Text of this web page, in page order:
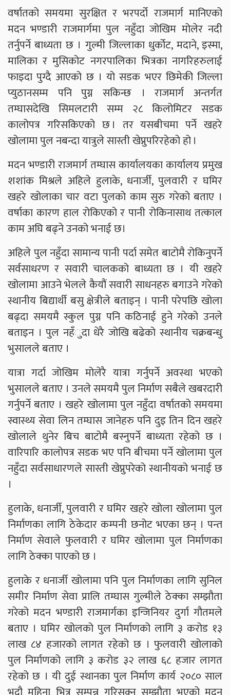
वर्षातको समयमा सुरक्षित र भरपर्दो राजमार्ग मानिएको
मदन भण्डारी राजमार्गमा पुल नहुँदा जोखिम मोलेर नदी
तर्नुपर्ने बाध्यता छ । गुल्मी जिल्लाका धुर्कोट, मदाने, इस्मा,
मालिका र मुसिकोट नगरपालिका भित्रका नागरिहरुलाई
फाइदा पुग्दै आएको छ । यो सडक भएर छिमेकी जिल्ला
प्युठानसम्म पनि पुग्न सकिन्छ । राजमार्ग अन्तर्गत
तम्घासदेखि सिमलटारी सम्म २८ किलोमिटर सडक
कालोपत्र गरिसकिएको छ । तर यसबीचमा पर्ने खहरे
खोलामा पुल नबन्दा यात्रुले सास्ती खेप्नुपरिरहेको हो ।
मदन भण्डारी राजमार्ग तम्घास कार्यालयका कार्यालय प्रमुख
शशांक मिश्रले अहिले हुलाके, धनार्जी, पुलवारी र घमिर
खहरे खोलाका चार वटा पुलको काम सुरु गरेको बताए ।
वर्षाका कारण हाल रोकिएको र पानी रोकिनासाथ तत्काल
काम अघि बढ्ने उनको भनाई छ।
अहिले पुल नहुँदा सामान्य पानी पर्दा समेत बाटोमै रोकिनुपर्ने
सर्वसाधरण र सवारी चालकको बाध्यता छ । यी खहरे
खोलामा आउने भेलले कैयौं सवारी साधनहरु बगाउने गरेको
स्थानीय बिद्यार्थी बसु क्षेत्रीले बताइन् । पानी परेपछि खोला
बढ्दा समयमै स्कुल पुग्न पनि कठिनाई हुने गरेको उनले
बताइन । पुल नहँुदा धेरै जोखि बढेको स्थानीय चक्रबन्धु
भुसालले बताए ।
यात्रा गर्दा जोखिम मोलेरै यात्रा गर्नुपर्ने अवस्था भएको
भुसालले बताए । उनले समयमै पुल निर्माण सबैले खबरदारी
गर्नुपर्ने बताए । खहरे खोलामा पुल नहुँदा वर्षातको समयमा
स्वास्थ्य सेवा लिन तम्घास जानेहरु पनि दुइ तिन दिन खहरे
खोलाले थुनेर बिच बाटोमै बस्नुपर्ने बाध्यता रहेको छ ।
वारिपारि कालोपत्र सडक भए पनि बीचमा पर्ने खोलामा पुल
नहुँदा सर्वसाधारणले सास्ती खेप्नुपरेको स्थानीयको भनाई छ
।
हुलाके, धनार्जी, पुलवारी र घमिर खहरे खोला खोलामा पुल
निर्माणका लागि ठेकेदार कम्पनी छनोट भएका छन् । पन्त
निर्माण सेवाले फुलवारी र घमिर खोलामा पुल निर्माणका
लागि ठेक्का पाएको छ ।
हुलाके र धनार्जी खोलामा पनि पुल निर्माणका लागि सुनिल
समीर निर्माण सेवा प्रालि तम्घास गुल्मीले ठेक्का सम्झौता
गरेको मदन भण्डारी राजमार्गका इन्जिनियर दुर्गा गौतमले
बताए । घमिर खोलको पुल निर्माणको लागि ३ करोड १३
लाख ८४ हजारको लागत रहेको छ । फुलवारी खोलाको
पुल निर्माणको लागि ३ करोड ३२ लाख ६८ हजार लागत
रहेको छ । यी दुई स्थानका पुल निर्माण कार्य २०८० साल